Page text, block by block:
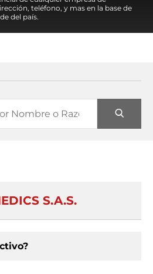
teléfono, y mas en la base de
del país.
S.A.S.